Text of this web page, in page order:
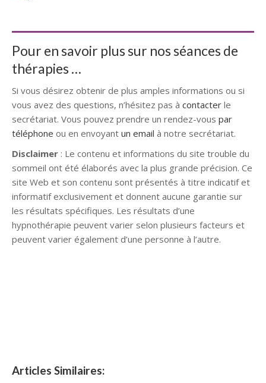
Pour en savoir plus sur nos séances de
thérapies …
Si vous désirez obtenir de plus amples informations ou si
vous avez des questions, n’hésitez pas à contacter le
secrétariat. Vous pouvez prendre un rendez-vous par
téléphone ou en envoyant un email à notre secrétariat.
Disclaimer : Le contenu et informations du site trouble du
sommeil ont été élaborés avec la plus grande précision. Ce
site Web et son contenu sont présentés à titre indicatif et
informatif exclusivement et donnent aucune garantie sur
les résultats spécifiques. Les résultats d’une
hypnothérapie peuvent varier selon plusieurs facteurs et
peuvent varier également d’une personne à l’autre.
Articles Similaires: